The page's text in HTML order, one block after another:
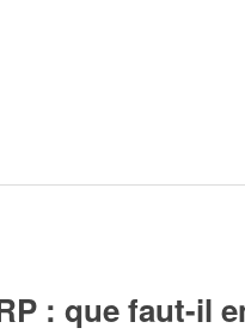
: que faut-il